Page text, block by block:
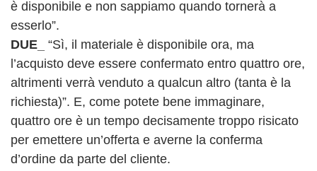
è disponibile e non sappiamo quando tornerà a
esserlo”.
DUE_
“Sì, il materiale è disponibile ora, ma
l’acquisto deve essere confermato entro quattro ore,
altrimenti verrà venduto a qualcun altro (tanta è la
richiesta)”. E, come potete bene immaginare,
quattro ore è un tempo decisamente troppo risicato
per emettere un’offerta e averne la conferma
d’ordine da parte del cliente.